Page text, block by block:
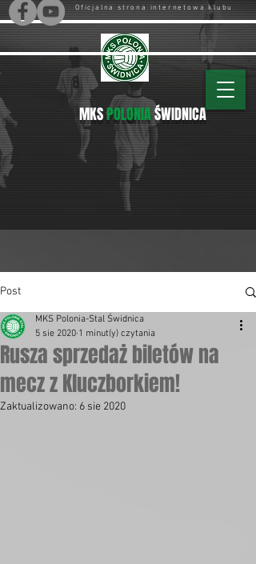
Oficjalna strona internetowa klubu
MKSPOLONIAŚWIDNICA
Post
Rusza sprzedaż biletów na
mecz z Kluczborkiem!
MKS Polonia-Stal Świdnica
5 sie 2020 1 minut(y) czytania
Zaktualizowano: 6 sie 2020